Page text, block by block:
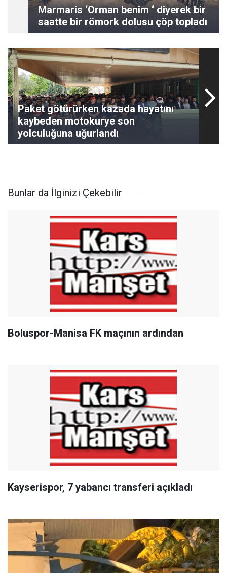
Marmaris ‘Orman benim ‘ diyerek bir
saatte bir römork dolusu çöp topladı
Paket götürürken kazada hayatını
kaybeden motokurye son
yolculuğuna uğurlandı
Bunlar da İlginizi Çekebilir
Boluspor-Manisa FK maçının ardından
Kayserispor, 7 yabancı transferi açıkladı